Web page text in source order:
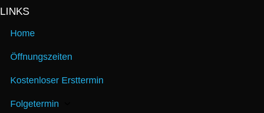
LINKS
Home
Öffnungszeiten
Kostenloser Ersttermin
Folgetermin